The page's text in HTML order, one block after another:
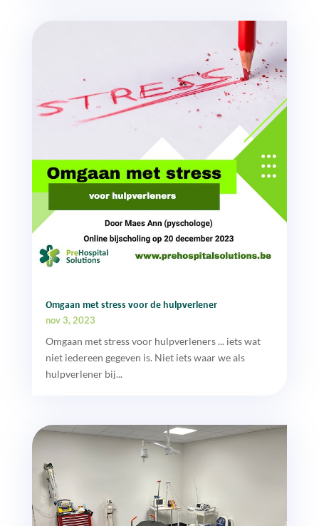
Omgaan met stress voor de hulpverlener
nov 3, 2023
Omgaan met stress voor hulpverleners ... iets wat
niet iedereen gegeven is. Niet iets waar we als
hulpverlener bij...